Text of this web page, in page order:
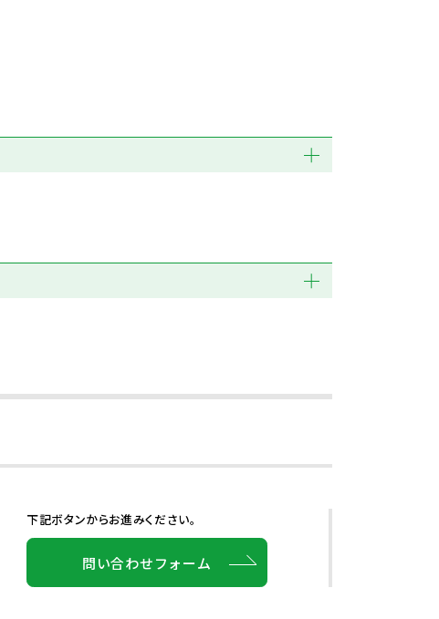
下記ボタンからお進みください。
問い合わせフォーム